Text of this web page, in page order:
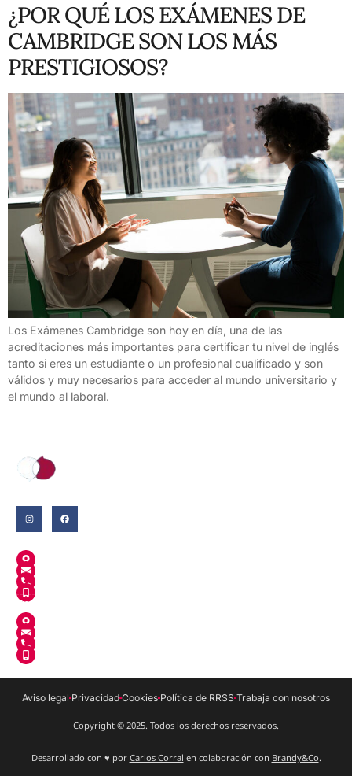
¿POR QUÉ LOS EXÁMENES DE
CAMBRIDGE SON LOS MÁS
PRESTIGIOSOS?
Los Exámenes Cambridge son hoy en día, una de las
acreditaciones más importantes para certificar tu nivel de inglés
tanto si eres un estudiante o un profesional cualificado y son
válidos y muy necesarios para acceder al mundo universitario y
el mundo al laboral.
En Celrá
Aviso legal Privacidad Cookies Política de RRSS Trabaja con nosotros
Copyright © 2025. Todos los derechos reservados.
Desarrollado con ♥ por Carlos Corral en colaboración con Brandy&Co.